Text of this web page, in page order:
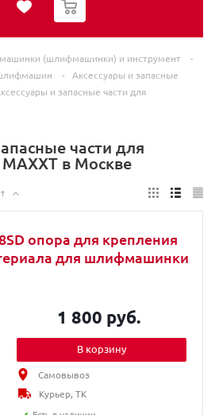
(шлифмашинки) и инструмент
-
-
Аксессуары и запасные
и запасные части для
части для
в Москве
опора для крепления
для шлифмашинки
1 800 руб.
В корзину
Самовывоз
Курьер, ТК